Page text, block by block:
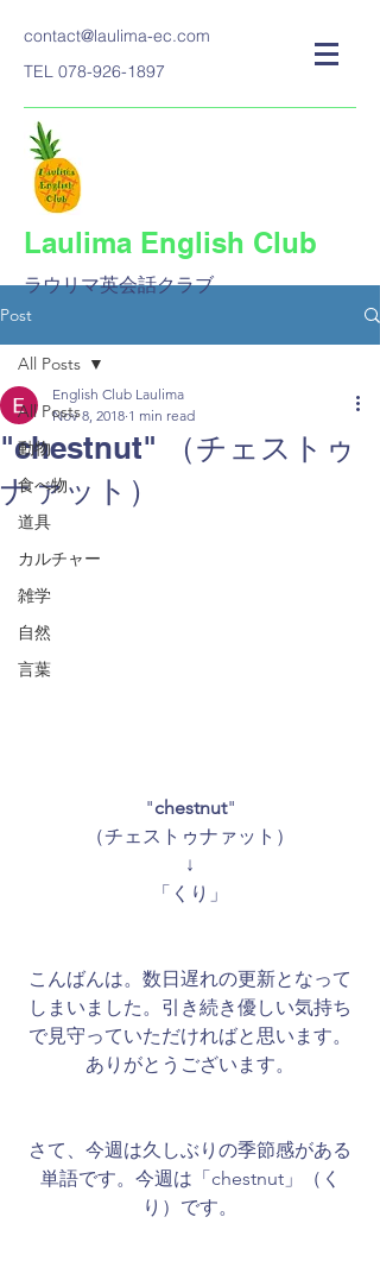
contact@laulima-ec.com
TEL 078-926-1897
Laulima English Club
ラウリマ英会話クラブ​
Post
All Posts
動物
食べ物
道具
カルチャー
雑学
自然
言葉
All Posts
"chestnut" （チェストゥ
ナァット）
English Club Laulima
Nov 8, 2018 1 min read
"chestnut"
（チェストゥナァット）
↓
「くり」
こんばんは。数日遅れの更新となって
しまいました。引き続き優しい気持ち
で見守っていただければと思います。
ありがとうございます。
さて、今週は久しぶりの季節感がある
単語です。今週は「chestnut」（く
り）です。